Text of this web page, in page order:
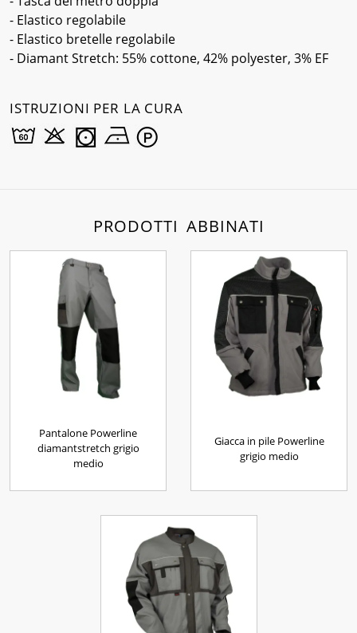
- Elastico regolabile
- Elastico bretelle regolabile
- Diamant Stretch: 55% cottone, 42% polyester, 3% EF
ISTRUZIONI PER LA CURA
PRODOTTI ABBINATI
Pantalone Powerline
diamantstretch grigio
medio
Giacca in pile Powerline
grigio medio